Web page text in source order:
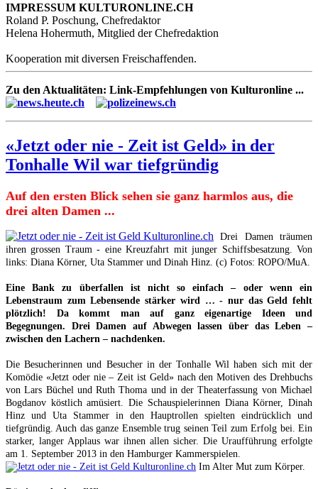
IMPRESSUM KULTURONLINE.CH
Roland P. Poschung, Chefredaktor
Helena Hohermuth, Mitglied der Chefredaktion
Kooperation mit diversen Freischaffenden.
Zu den Aktualitäten: Link-Empfehlungen von Kulturonline ...
«Jetzt oder nie - Zeit ist Geld» in der
Tonhalle Wil war tiefgründig
Auf den ersten Blick sehen sie ganz harmlos aus, die
drei alten Damen ...
Drei Damen träumen
ihren grossen Traum - eine Kreuzfahrt mit junger Schiffsbesatzung. Von
links: Diana Körner, Uta Stammer und Dinah Hinz. (c) Fotos: ROPO/MuA.
Eine Bank zu überfallen ist nicht so einfach – oder wenn ein
Lebenstraum zum Lebensende stärker wird … - nur das Geld fehlt
plötzlich! Da kommt man auf ganz eigenartige Ideen und
Begegnungen. Drei Damen auf Abwegen lassen über das Leben –
zwischen den Lachern – nachdenken.
Die Besucherinnen und Besucher in der Tonhalle Wil haben sich mit der
Komödie «Jetzt oder nie – Zeit ist Geld» nach den Motiven des Drehbuchs
von Lars Büchel und Ruth Thoma und in der Theaterfassung von Michael
Bogdanov köstlich amüsiert. Die Schauspielerinnen Diana Körner, Dinah
Hinz und Uta Stammer in den Hauptrollen spielten eindrücklich und
tiefgründig. Auch das ganze Ensemble trug seinen Teil zum Erfolg bei. Ein
starker, langer Applaus war ihnen allen sicher. Die Uraufführung erfolgte
am 1. September 2013 in den Hamburger Kammerspielen.
Im Alter Mut zum Körper.